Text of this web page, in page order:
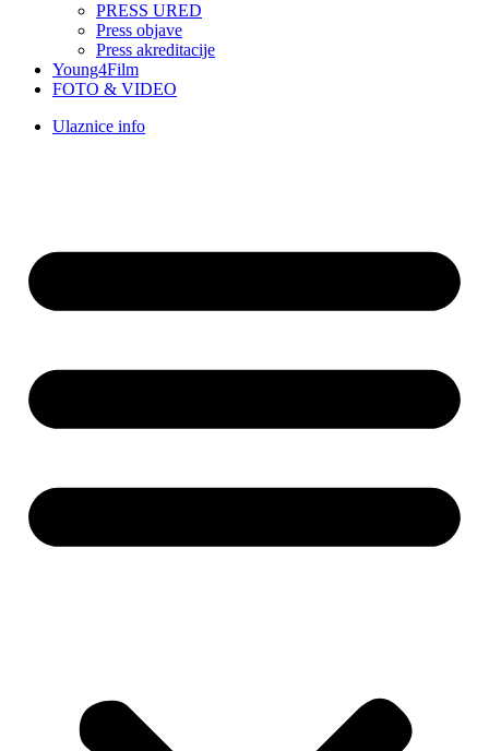
PRESS URED
Press objave
Press akreditacije
Young4Film
FOTO & VIDEO
Ulaznice info